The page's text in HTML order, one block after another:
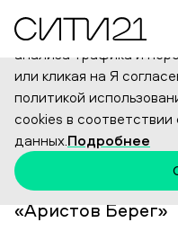
Назад к новостям
26.01.2026
«Сити21» выводит
Красногорска
«Аристов Берег»
Мы используем cookies
анализа трафика и
или кликая на Я
политикой
cookies в
данных.Подробнее